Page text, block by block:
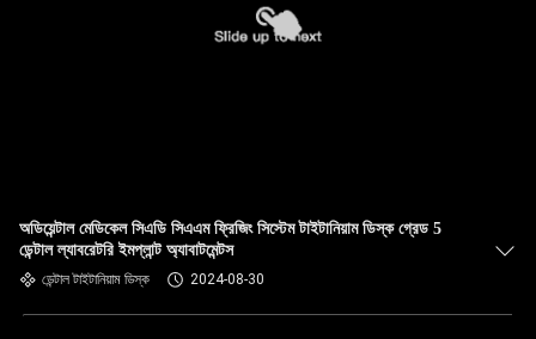
অডিয়েন্টাল মেডিকেল সিএডি সিএএম ফ্রিজিং সিস্টেম টাইটানিয়াম ডিস্ক গ্রেড 5
ডেন্টাল ল্যাবরেটরি ইমপ্লান্ট অ্যাবাটমেন্টস
ডেন্টাল টাইটানিয়াম ডিস্ক 2024-08-30